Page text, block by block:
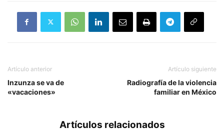
Artículo anterior
Inzunza se va de
«vacaciones»
Artículo siguiente
Radiografía de la violencia
familiar en México
Artículos relacionados